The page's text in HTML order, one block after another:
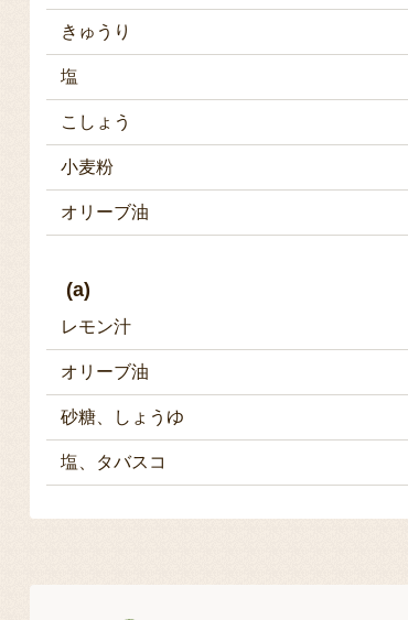
きゅうり
塩
こしょう
小麦粉
オリーブ油
(a)
レモン汁
オリーブ油
砂糖、しょうゆ
塩、タバスコ